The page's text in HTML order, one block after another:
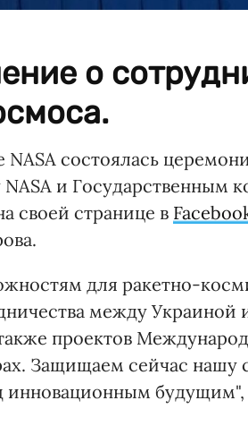
о
состоялась
и Государственным
своей странице в
для ракетно-
между
проектов
Защищаем сейчас нашу
инновационным